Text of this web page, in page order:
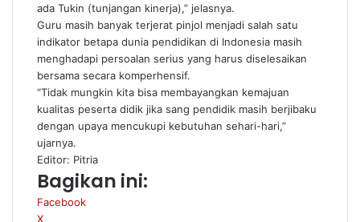
ada Tukin (tunjangan kinerja),” jelasnya.
Guru masih banyak terjerat pinjol menjadi salah satu
indikator betapa dunia pendidikan di Indonesia masih
menghadapi persoalan serius yang harus diselesaikan
bersama secara komperhensif.
“Tidak mungkin kita bisa membayangkan kemajuan
kualitas peserta didik jika sang pendidik masih berjibaku
dengan upaya mencukupi kebutuhan sehari-hari,”
ujarnya.
Editor: Pitria
Bagikan ini:
Facebook
X